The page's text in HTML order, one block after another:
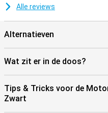
Alle reviews
Alternatieven
Wat zit er in de doos?
Tips & Tricks voor de
Zwart